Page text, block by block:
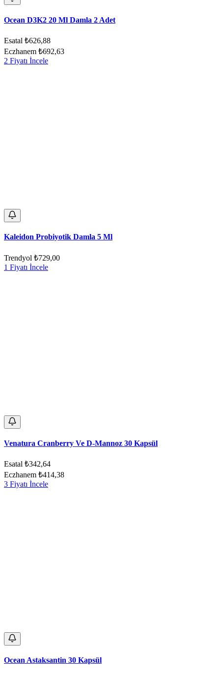
Ocean D3K2 20 Ml Damla 2 Adet
Esatal ₺626,88
Eczhanem ₺692,63
2 Fiyatı İncele
Kaleidon Probiyotik Damla 5 Ml
Trendyol ₺729,00
1 Fiyatı İncele
Venatura Cranberry Ve D-Mannoz 30 Kapsül
Esatal ₺342,64
Eczhanem ₺414,38
3 Fiyatı İncele
Ocean Astaksantin 30 Kapsül